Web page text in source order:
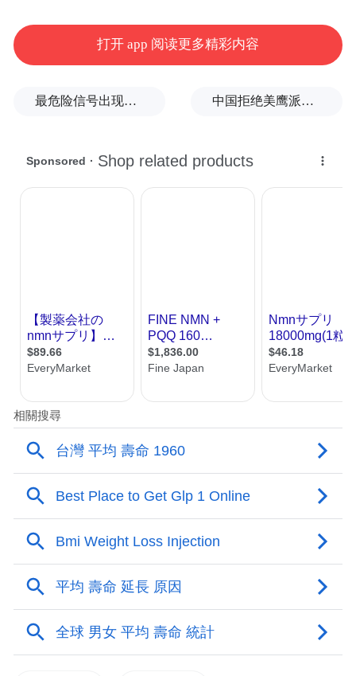
病生存期和失能期普遍长达8至9年，而且多
数老年人不止患有一种慢性病。
老过程入手，将伴随衰老而来的多种疾病 “打
捆”干预。
物干预研究中国老年医学专家共识
（2024）》（以下简称《共识》）梳理了当
下主要抗衰候选药物的作用机制及研究证
据，大量小分子被认为是延缓衰老、预防衰
老相关慢性病发生或进展，并维持人体功能
的“潜力股”。
雷帕霉素是临床研究进展最为显著、最有前
景的候选药物之一。美国国立衰老研究所启
选干预物，在多个实验室中验证，并更新测
试结果。
该项目研究者用模型估算，对于预期寿命约
打开 app 阅读更多精彩内容
最危险信号出现！全球能源大动脉岌岌可危 中国拒绝美鹰派副防长访华？弦外之音被热议